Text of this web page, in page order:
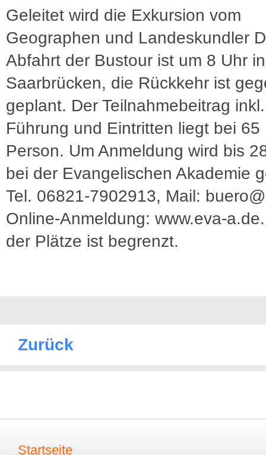
Geleitet wird die Exkursion vom
Geographen und Landeskundler
Abfahrt der Bustour ist um 8 Uhr in
Saarbrücken, die Rückkehr ist
geplant. Der Teilnahmebeitrag
Führung und Eintritten liegt bei 65
Person. Um Anmeldung wird bis
bei der Evangelischen Akademie
Tel. 06821-7902913, Mail:
Online-Anmeldung: www.eva-
der Plätze ist begrenzt.
Zurück
Startseite